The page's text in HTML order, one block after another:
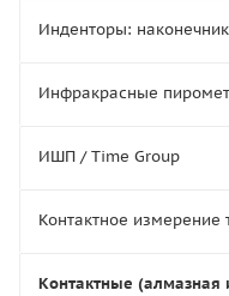
Инденторы:
Инфракрасные
ИШП / Time Group
Контактное измерение
Контактные (алмазная